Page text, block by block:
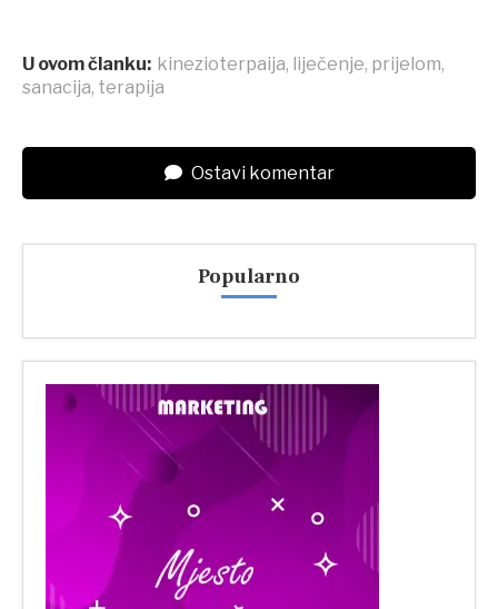
U ovom članku: kinezioterpaija, liječenje, prijelom,
sanacija, terapija
Ostavi komentar
Popularno